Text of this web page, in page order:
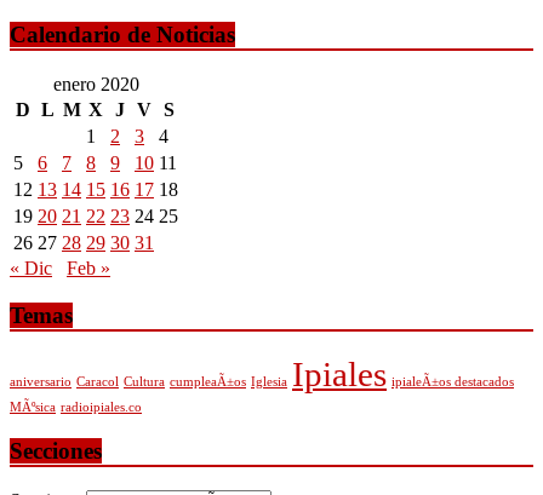
Calendario de Noticias
enero 2020
D L M X J V S
1
2 3
4
5
6 7 8 9 10 11
12 13 14 15 16 17 18
19 20 21 22 23 24 25
26 27 28 29 30 31
« Dic
Feb »
Temas
aniversario Caracol Cultura cumpleaÃ±os Iglesia Ipiales ipialeÃ±os destacados
MÃºsica radioipiales.co
Secciones